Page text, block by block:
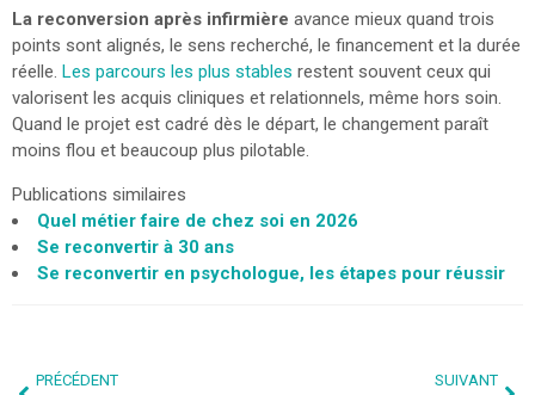
La reconversion après infirmière avance mieux quand trois
points sont alignés, le sens recherché, le financement et la durée
réelle. Les parcours les plus stables restent souvent ceux qui
valorisent les acquis cliniques et relationnels, même hors soin.
Quand le projet est cadré dès le départ, le changement paraît
moins flou et beaucoup plus pilotable.
Publications similaires
Quel métier faire de chez soi en 2026
Se reconvertir à 30 ans
Se reconvertir en psychologue, les étapes pour réussir
PRÉCÉDENT
SUIVANT